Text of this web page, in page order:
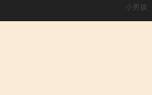
小男孩